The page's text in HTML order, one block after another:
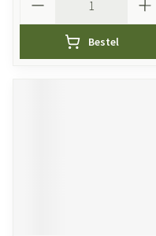
Bestel